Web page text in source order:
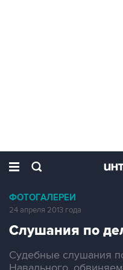
ФОТОГАЛЕРЕИ
24 апреля 2013 года
Слушания по
Судебные слушания